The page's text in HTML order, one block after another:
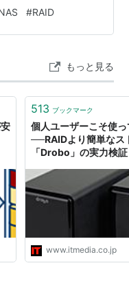
Googleの容量に
、JPEG化した写真
データは大丈夫なの
ちに、…
#RAID
もっと見る
513 ブックマーク
個人ユーザーこそ使
──RAIDより簡単なス
「Drobo」の実力検
www.itmedia.co.jp